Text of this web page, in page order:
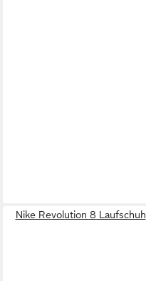
Nike Revolution 8 Laufschuh